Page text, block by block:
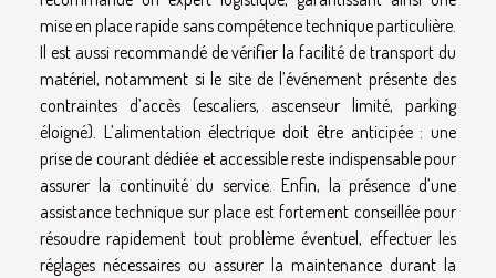
mise en place rapide sans compétence technique particulière.
Il est aussi recommandé de vérifier la facilité de transport du
matériel, notamment si le site de l’événement présente des
contraintes d’accès (escaliers, ascenseur limité, parking
éloigné). L’alimentation électrique doit être anticipée : une
prise de courant dédiée et accessible reste indispensable pour
assurer la continuité du service. Enfin, la présence d’une
assistance technique sur place est fortement conseillée pour
résoudre rapidement tout problème éventuel, effectuer les
réglages nécessaires ou assurer la maintenance durant la